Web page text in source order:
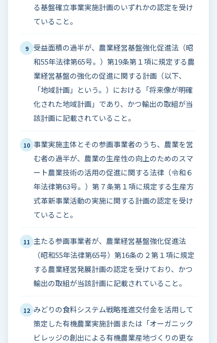
る基盤確立事業実施計画のいずれかの認定を受け
ていること。
9
受益面積の過半が、農業経営基盤強化促進法（昭
和55年法律第65号。）第19条第１項に規定する農
業経営基盤の強化の促進に関する計画（以下、
「地域計画」という。）における「将来像が明確
化された地域計画」であり、かつ輸出の取組が当
該計画に記載されていること。
10 事業実施主体とその参画事業者のうち、農業を営
む者の過半が、農業の生産性の向上のためのスマ
ート農業技術の活用の促進に関する法律（令和６
年法律第63号。）第７条第１項に規定する生産方
式革新事業活動の実施に関する計画の認定を受け
ていること。
11 主たる参画事業者が、農業経営基盤強化促進法
（昭和55年法律第65号）第16条の２第１項に規定
する農業経営発展計画の認定を受けており、かつ
輸出の取組が当該計画に記載されていること。
12 みどりの食料システム戦略推進交付金を活用して
策定した有機農業実施計画または「オーガニック
ビレッジの創出による有機農業産地づくりの更な